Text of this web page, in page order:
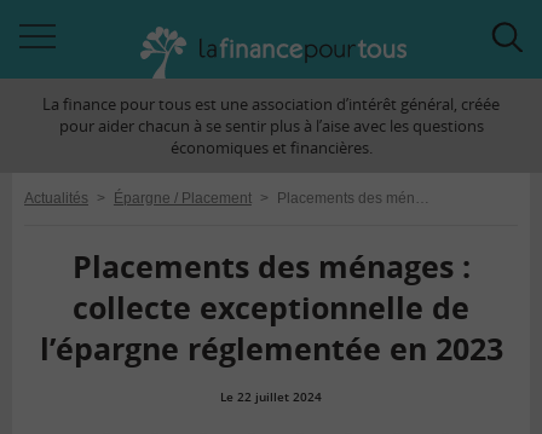
àLa finance pour tous est une association d’intérêt général, créée
pour aider chacun à se sentir plus à l’aise avec les questions
économiques et financières.
Actualités > Épargne / Placement > Placements des ménages : collecte exceptionnelle de l’épargne réglementée en 2023
Placements des ménages :
collecte exceptionnelle de
l’épargne réglementée en 2023
Le 22 juillet 2024